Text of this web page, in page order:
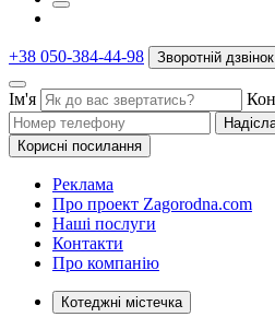
+38 050-384-44-98 Зворотній дзвінок
Ім'я
Корисні посилання
Реклама
Про проект Zagorodna.com
Наші послуги
Контакти
Про компанію
Котеджні містечка